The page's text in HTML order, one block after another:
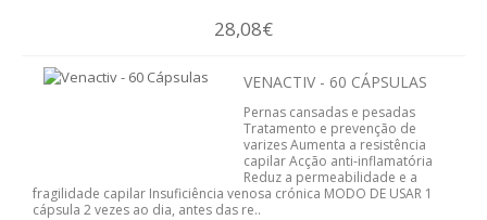
28,08€
VENACTIV - 60 CÁPSULAS
Pernas cansadas e pesadas
Tratamento e prevenção de
varizes Aumenta a resistência
capilar Acção anti-inflamatória
Reduz a permeabilidade e a
fragilidade capilar Insuficiência venosa crónica MODO DE USAR 1
cápsula 2 vezes ao dia, antes das re..